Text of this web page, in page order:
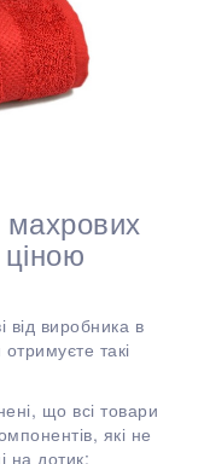
від виробника в
такі
що всі товари
які не
на дотик;